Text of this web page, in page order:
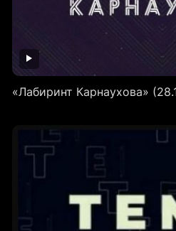
«Лабиринт Карнаухова»